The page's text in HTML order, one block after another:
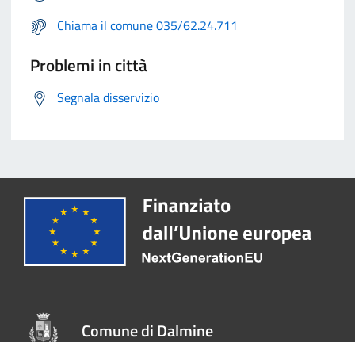
Chiama il comune 035/62.24.711
Problemi in città
Segnala disservizio
Comune di Dalmine